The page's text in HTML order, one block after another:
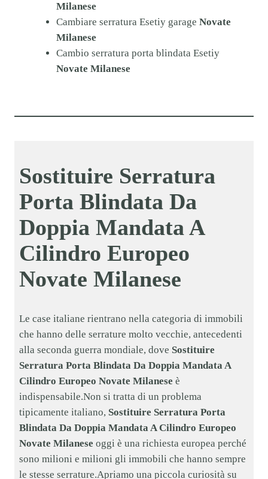
Milanese
Cambiare serratura Esetiy garage Novate
Milanese
Cambio serratura porta blindata Esetiy
Novate Milanese
Sostituire Serratura
Porta Blindata Da
Doppia Mandata A
Cilindro Europeo
Novate Milanese
Le case italiane rientrano nella categoria di immobili
che hanno delle serrature molto vecchie, antecedenti
alla seconda guerra mondiale, dove Sostituire
Serratura Porta Blindata Da Doppia Mandata A
Cilindro Europeo Novate Milanese è
indispensabile.Non si tratta di un problema
tipicamente italiano, Sostituire Serratura Porta
Blindata Da Doppia Mandata A Cilindro Europeo
Novate Milanese oggi è una richiesta europea perché
sono milioni e milioni gli immobili che hanno sempre
le stesse serrature.Apriamo una piccola curiosità su